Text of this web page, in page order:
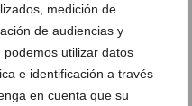
medición de
de audiencias y
utilizar datos
e identificación a través
en cuenta que su